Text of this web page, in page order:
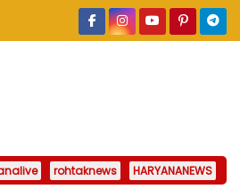
rohtaknews HARYANANEWS